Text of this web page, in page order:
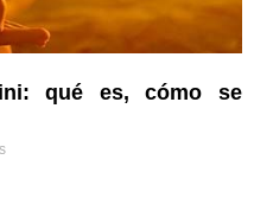
qué es, cómo se